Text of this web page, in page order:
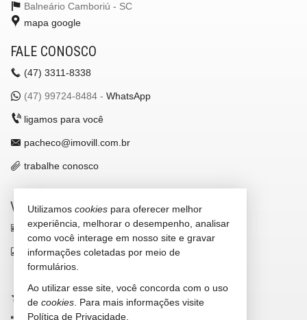
Balneário Camboriú - SC
mapa google
FALE CONOSCO
(47) 3311-8338
(47) 99724-8484 - WhatsApp
ligamos para você
pacheco@imovill.com.br
trabalhe conosco
VEJA MAIS
receba nosso newsletter
indicadores financeiros
imóveis favoritos
Utilizamos cookies para oferecer melhor
experiência, melhorar o desempenho, analisar
como você interage em nosso site e gravar
informações coletadas por meio de
formulários.
Ao utilizar esse site, você concorda com o uso
de cookies . Para mais informações visite
Política de Privacidade